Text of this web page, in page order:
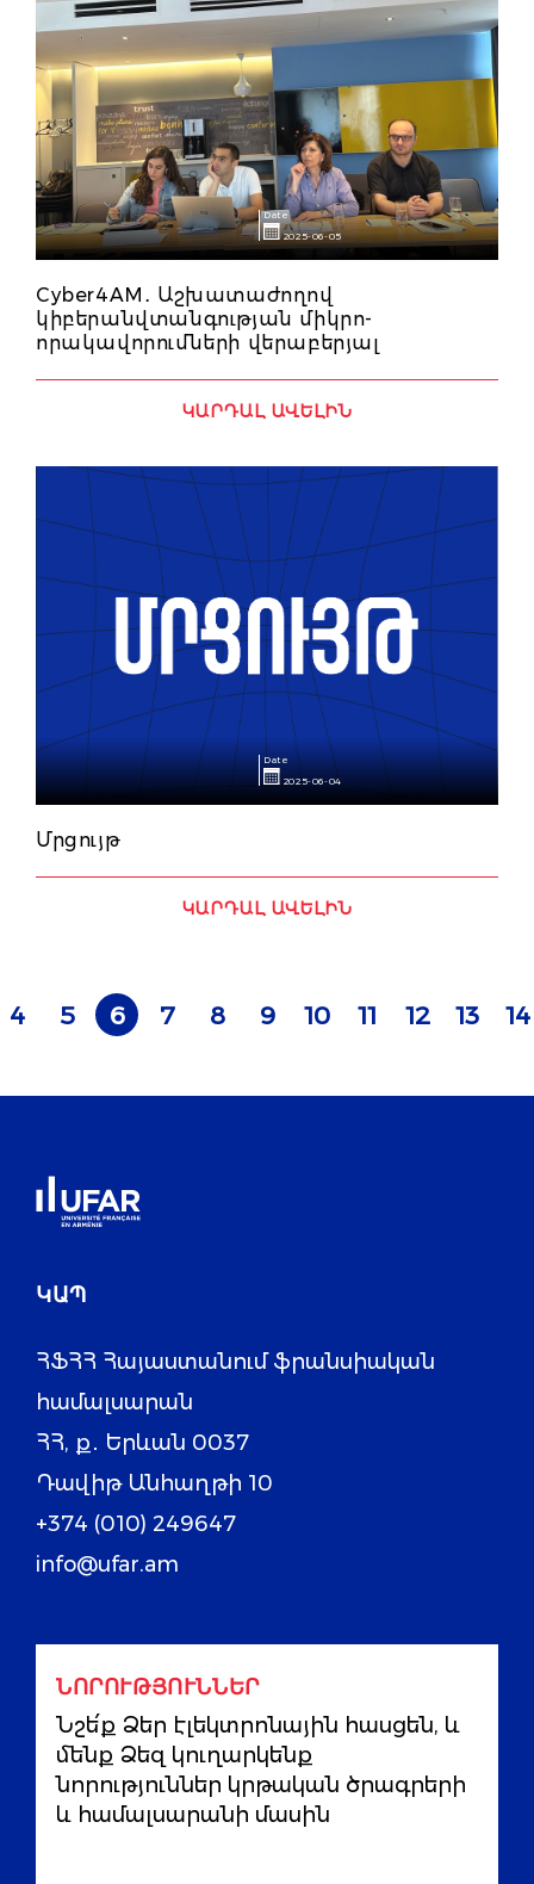
Date
2025-06-05
Cyber4AM․ Աշխատաժողով
կիբերանվտանգության միկրո-
որակավորումների վերաբերյալ
ԿԱՐԴԱԼ ԱՎԵԼԻՆ
Date
2025-06-04
Մրցույթ
ԿԱՐԴԱԼ ԱՎԵԼԻՆ
4 5 6 7 8 9 10 11 12 13 14
ԿԱՊ
ՀՖՀՀ Հայաստանում ֆրանսիական
համալսարան
ՀՀ, ք․ Երևան 0037
Դավիթ Անհաղթի 10
+374 (010) 249647
info@ufar.am
ՆՈՐՈՒԹՅՈՒՆՆԵՐ
Նշե՛ք Ձեր էլեկտրոնային հասցեն, և
մենք Ձեզ կուղարկենք
նորություններ կրթական ծրագրերի
և համալսարանի մասին